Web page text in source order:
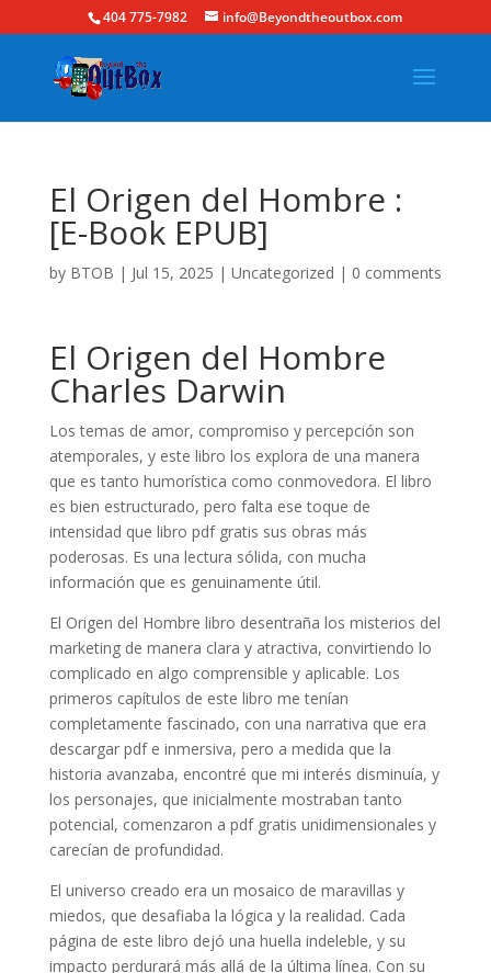
404 775-7982 info@Beyondtheoutbox.com
El Origen del Hombre :
[E-Book EPUB]
by BTOB | Jul 15, 2025 | Uncategorized | 0 comments
El Origen del Hombre
Charles Darwin
Los temas de amor, compromiso y percepción son
atemporales, y este libro los explora de una manera
que es tanto humorística como conmovedora. El libro
es bien estructurado, pero falta ese toque de
intensidad que libro pdf gratis sus obras más
poderosas. Es una lectura sólida, con mucha
información que es genuinamente útil.
El Origen del Hombre libro desentraña los misterios del
marketing de manera clara y atractiva, convirtiendo lo
complicado en algo comprensible y aplicable. Los
primeros capítulos de este libro me tenían
completamente fascinado, con una narrativa que era
descargar pdf e inmersiva, pero a medida que la
historia avanzaba, encontré que mi interés disminuía, y
los personajes, que inicialmente mostraban tanto
potencial, comenzaron a pdf gratis unidimensionales y
carecían de profundidad.
El universo creado era un mosaico de maravillas y
miedos, que desafiaba la lógica y la realidad. Cada
página de este libro dejó una huella indeleble, y su
impacto perdurará más allá de la última línea. Con su